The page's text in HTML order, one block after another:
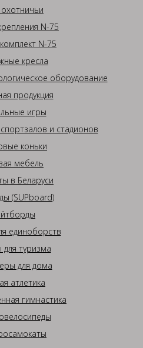
N-75
N-75
кресла
оборудование
продукция
игры
и стадионов
коньки
мебель
в Беларуси
(SUPboard)
единоборств
туризма
для дома
атлетика
гимнастика